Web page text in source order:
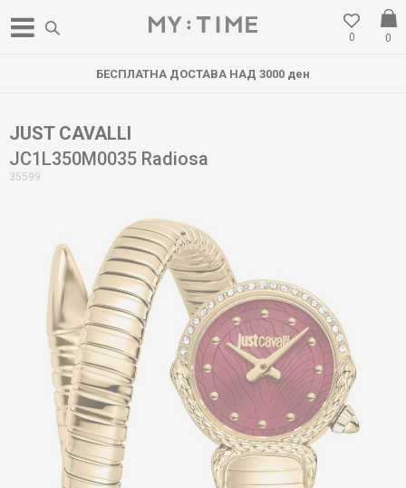
0
0
БЕСПЛАТНА ДОСТАВА НАД 3000 ден
JUST CAVALLI
JC1L350M0035 Radiosa
35599